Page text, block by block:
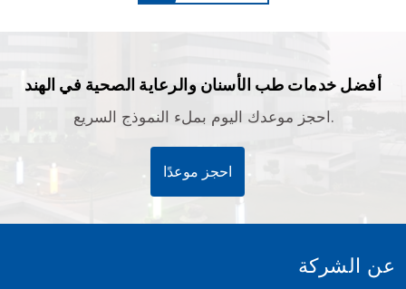
أفضل خدمات طب الأسنان والرعاية الصحية في الهند
احجز موعدك اليوم بملء النموذج السريع.
احجز موعدًا
عن الشركة